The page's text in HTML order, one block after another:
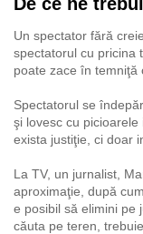
Un spectator fără
spectatorul cu pricina
poate zace în temniţă
Spectatorul se
şi lovesc cu
exista justiţie, ci doar
La TV, un jurnalist,
aproximaţie, după
e posibil să elimini pe
căuta pe teren,